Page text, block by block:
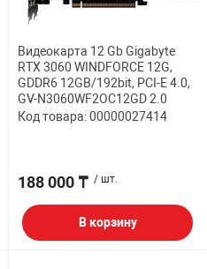
Видеокарта 12 Gb Gigabyte
RTX 3060 WINDFORCE 12G,
GDDR6 12GB/192bit, PCI-E 4.0,
GV-N3060WF2OC12GD 2.0
Код товара: 00000027414
188 000 ₸ / шт.
В корзину